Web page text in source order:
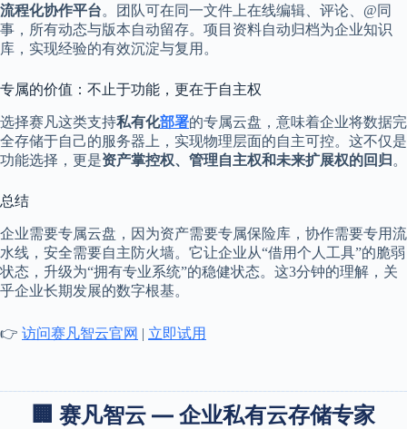
流程化协作平台。团队可在同一文件上在线编辑、评论、@同
事，所有动态与版本自动留存。项目资料自动归档为企业知识
库，实现经验的有效沉淀与复用。
专属的价值：不止于功能，更在于自主权
选择赛凡这类支持私有化部署的专属云盘，意味着企业将数据完
全存储于自己的服务器上，实现物理层面的自主可控。这不仅是
功能选择，更是资产掌控权、管理自主权和未来扩展权的回归 。
总结
企业需要专属云盘，因为资产需要专属保险库，协作需要专用流
水线，安全需要自主防火墙。它让企业从“借用个人工具”的脆弱
状态，升级为“拥有专业系统”的稳健状态。这3分钟的理解，关
乎企业长期发展的数字根基。
👉 访问赛凡智云官网 | 立即试用
🏢 赛凡智云 — 企业私有云存储专家